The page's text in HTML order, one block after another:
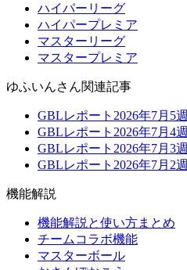
ハイパーリーグ
ハイパープレミア
マスターリーグ
マスタープレミア
ゆふいんさん関連記事
GBLレポート2026年7月5週
GBLレポート2026年7月4週
GBLレポート2026年7月3週
GBLレポート2026年7月2週
機能解説
機能解説と使い方まとめ
チームコラボ機能
マスターボール